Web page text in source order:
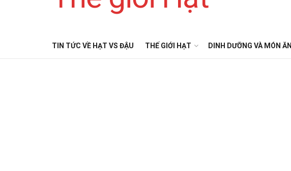
TIN TỨC VỀ HẠT VS ĐẬU THẾ GIỚI HẠT DINH DƯỠNG VÀ MÓN ĂN